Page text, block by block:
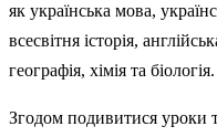
як українська мова,
всесвітня історія,
географія, хімія та біологія.
Згодом подивитися уроки